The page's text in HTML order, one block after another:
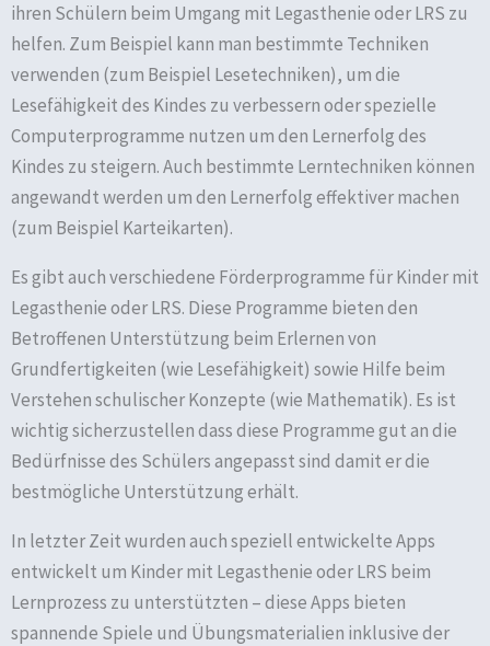
ihren Schülern beim Umgang mit Legasthenie oder LRS zu
helfen. Zum Beispiel kann man bestimmte Techniken
verwenden (zum Beispiel Lesetechniken), um die
Lesefähigkeit des Kindes zu verbessern oder spezielle
Computerprogramme nutzen um den Lernerfolg des
Kindes zu steigern. Auch bestimmte Lerntechniken können
angewandt werden um den Lernerfolg effektiver machen
(zum Beispiel Karteikarten).
Es gibt auch verschiedene Förderprogramme für Kinder mit
Legasthenie oder LRS. Diese Programme bieten den
Betroffenen Unterstützung beim Erlernen von
Grundfertigkeiten (wie Lesefähigkeit) sowie Hilfe beim
Verstehen schulischer Konzepte (wie Mathematik). Es ist
wichtig sicherzustellen dass diese Programme gut an die
Bedürfnisse des Schülers angepasst sind damit er die
bestmögliche Unterstützung erhält.
In letzter Zeit wurden auch speziell entwickelte Apps
entwickelt um Kinder mit Legasthenie oder LRS beim
Lernprozess zu unterstützten – diese Apps bieten
spannende Spiele und Übungsmaterialien inklusive der